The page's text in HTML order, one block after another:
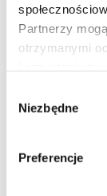
Partnerzy
otrzymanymi
zgody
Niezbędne
Preferencje
Posłani
"Posłani" to
Film opowiada o
która potrafi